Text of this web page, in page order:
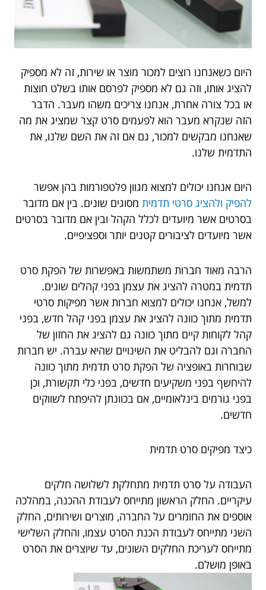
היום כשאנחנו רוצים למכור מוצר או שירות, זה לא מספיק
להציג אותו, וזה גם לא מספיק לפרסם אותו בשלט חוצות
או בכל צורה אחרת, אנחנו צריכים משהו מעבר. הדבר
הזה שנקרא מעבר הוא לפעמים סרט קצר שמציג את מה
שאנחנו מבקשים למכור, גם אם זה את השם שלנו, את
התדמית שלנו.
היום אנחנו יכולים למצוא מגוון פלטפורמות בהן אפשר
להפיק ולהציג סרטי תדמית מסוגים שונים. בין אם מדובר
בסרטים אשר מיועדים לכלל הקהל ובין אם מדובר בסרטים
אשר מיועדים לציבורים קטנים יותר וספציפיים.
הרבה מאוד חברות משתמשות באפשרות של הפקת סרט
תדמית במטרה להציג את עצמן בפני קהלים שונים.
למשל, אנחנו יכולים למצוא חברות אשר מפיקות סרטי
תדמית מתוך כוונה להציג את עצמן בפני קהל חדש, בפני
קהל לקוחות קיים מתוך כוונה גם להציג את החזון של
החברה וגם להבליט את השינויים שהיא עברה. יש חברות
שבוחרות באופציה של הפקת סרט תדמית מתוך כוונה
להיחשף בפני משקיעים חדשים, בפני כלי תקשורת, וכן
בפני גורמים בינלאומיים, אם בכוונתן להיפתח לשווקים
חדשים.
כיצד מפיקים סרט תדמית
העבודה על סרט תדמית מתחלקת לשלושה חלקים
עיקריים. החלק הראשון מתייחס לעבודת ההכנה, במהלכה
אוספים את החומרים על החברה, מוצרים ושירותים, החלק
השני מתייחס לעבודת הכנת הסרט עצמו, והחלק השלישי
מתייחס לעריכת החלקים השונים, עד שיוצרים את הסרט
באופן מושלם.